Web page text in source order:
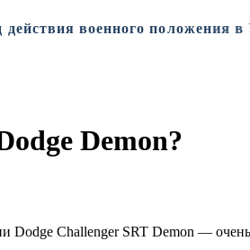
военного положения в
Demon?
Dodge Challenger SRT Demon —